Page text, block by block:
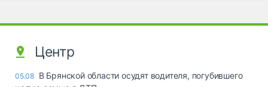
Центр
05.08 В Брянской области осудят водителя, погубившего